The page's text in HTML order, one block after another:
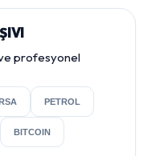
ve profesyonel
PETROL
BITCOIN